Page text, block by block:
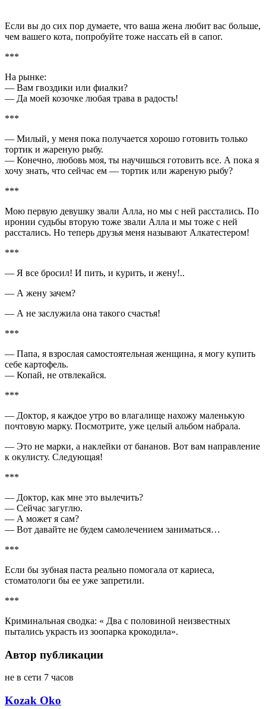
Если вы до сих пор думаете, что ваша жена любит вас больше,
чем вашего кота, попробуйте тоже нассать ей в сапог.
***
На рынке:
— Вам гвоздики или фиалки?
— Да моей козочке любая трава в радость!
***
— Милый, у меня пока получается хорошо готовить только
тортик и жареную рыбу.
— Конечно, любовь моя, ты научишься готовить все. А пока я
хочу знать, что сейчас ем — тортик или жареную рыбу?
***
Мою первую девушку звали Алла, но мы с ней расстались. По
иронии судьбы вторую тоже звали Алла и мы тоже с ней
расстались. Но теперь друзья меня называют Алкатестером!
***
— Я все бросил! И пить, и курить, и жену!..
— А жену зачем?
— А не заслужила она такого счастья!
***
— Папа, я взрослая самостоятельная женщина, я могу купить
себе картофель.
— Копай, не отвлекайся.
***
— Доктор, я каждое утро во влагалище нахожу маленькую
почтовую марку. Посмотрите, уже целый альбом набрала.
— Это не марки, а наклейки от бананов. Вот вам направление
к окулисту. Следующая!
***
— Доктор, как мне это вылечить?
— Сейчас загуглю.
— А может я сам?
— Вот давайте не будем самолечением заниматься…
***
Если бы зубная паста реально помогала от кариеса,
стоматологи бы ее уже запретили.
***
Криминальная сводка: « Два с половиной неизвестных
пытались украсть из зоопарка крокодила».
Автор публикации
не в сети 7 часов
Kozak Oko